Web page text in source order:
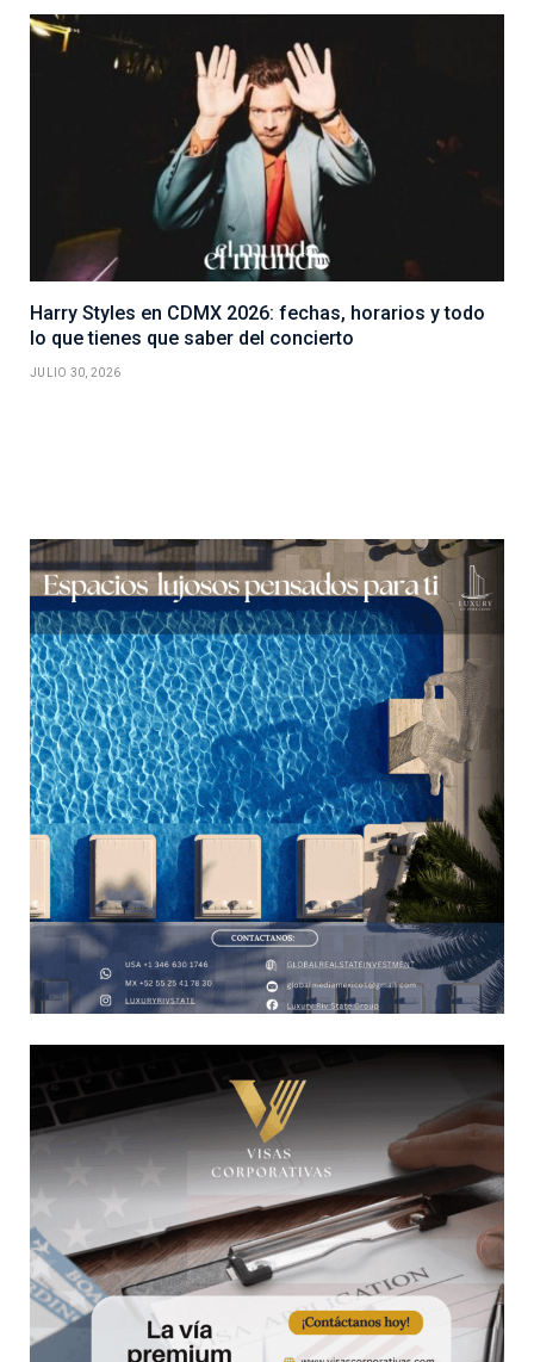
Harry Styles en CDMX 2026: fechas, horarios y todo
lo que tienes que saber del concierto
JULIO 30, 2026